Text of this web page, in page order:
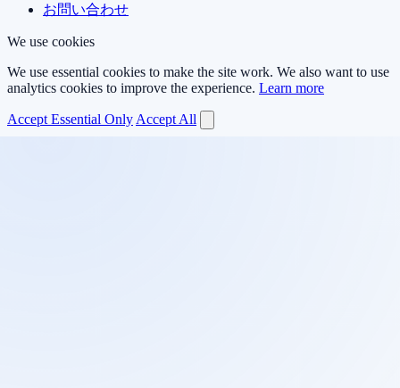
お問い合わせ
We use cookies
We use essential cookies to make the site work. We also want to use
analytics cookies to improve the experience. Learn more
Accept Essential Only Accept All